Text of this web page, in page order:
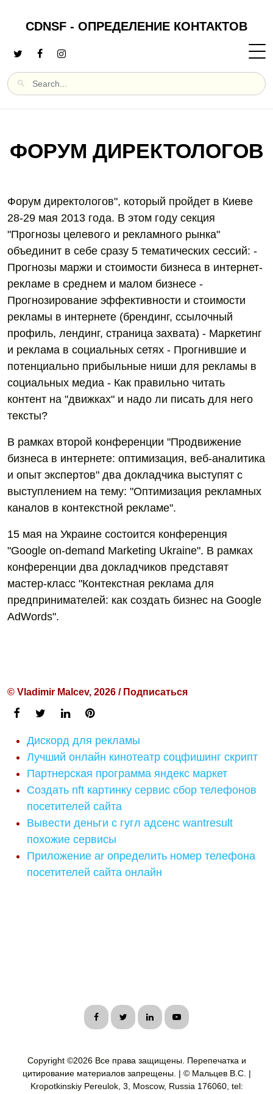
CDNSF - ОПРЕДЕЛЕНИЕ КОНТАКТОВ
ФОРУМ ДИРЕКТОЛОГОВ
Форум директологов", который пройдет в Киеве
28-29 мая 2013 года. В этом году секция
"Прогнозы целевого и рекламного рынка"
объединит в себе сразу 5 тематических сессий: -
Прогнозы маржи и стоимости бизнеса в интернет-
рекламе в среднем и малом бизнесе -
Прогнозирование эффективности и стоимости
рекламы в интернете (брендинг, ссылочный
профиль, лендинг, страница захвата) - Маркетинг
и реклама в социальных сетях - Прогнившие и
потенциально прибыльные ниши для рекламы в
социальных медиа - Как правильно читать
контент на "движках" и надо ли писать для него
тексты?
В рамках второй конференции "Продвижение
бизнеса в интернете: оптимизация, веб-аналитика
и опыт экспертов" два докладчика выступят с
выступлением на тему: "Оптимизация рекламных
каналов в контекстной рекламе".
15 мая на Украине состоится конференция
"Google on-demand Marketing Ukraine". В рамках
конференции два докладчиков представят
мастер-класс "Контекстная реклама для
предпринимателей: как создать бизнес на Google
AdWords".
© Vladimir Malcev, 2026 / Подписаться
Дискорд для рекламы
Лучший онлайн кинотеатр соцфишинг скрипт
Партнерская программа яндекс маркет
Создать nft картинку сервис сбор телефонов
посетителей сайта
Вывести деньги с гугл адсенс wantresult
похожие сервисы
Приложение ar определить номер телефона
посетителей сайта онлайн
Copyright ©2026 Все права защищены. Перепечатка и
цитирование материалов запрещены. | © Мальцев В.С. |
Kropotkinskiy Pereulok, 3, Moscow, Russia 176060, tel: